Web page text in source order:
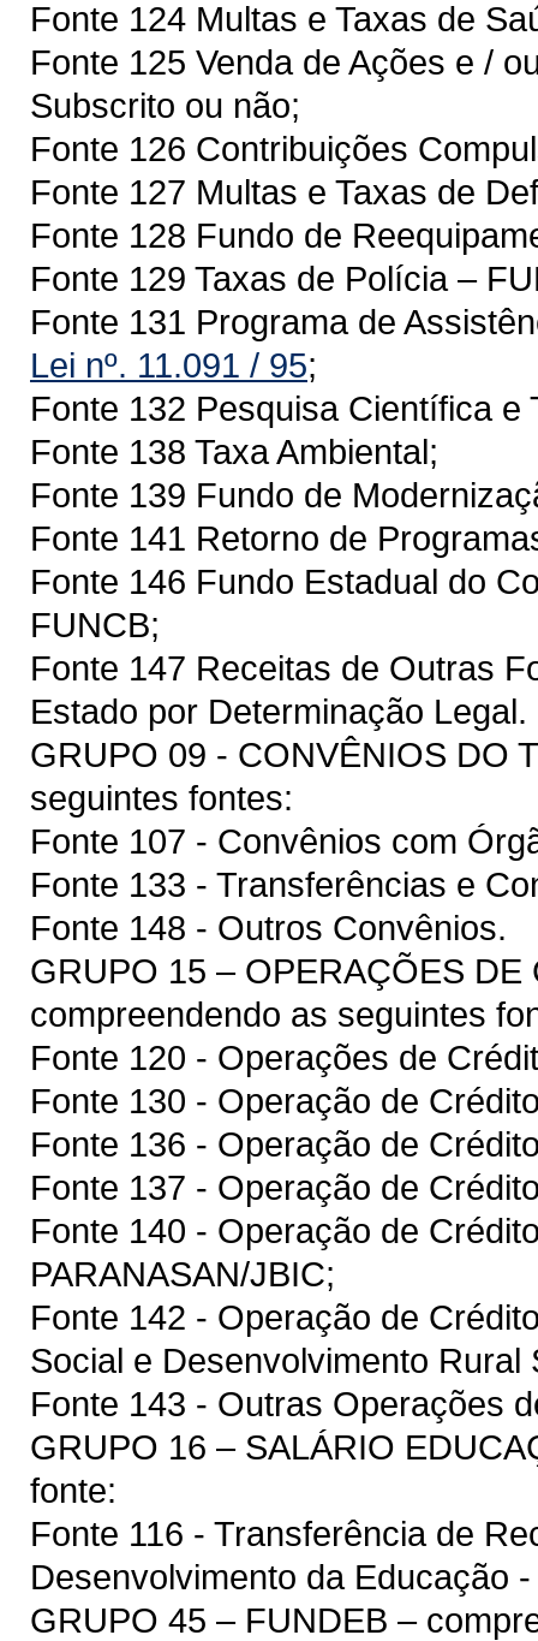
Fonte 124 Multas e Taxas de
Fonte 125 Venda de Ações e /
Subscrito ou não;
Fonte 126 Contribuições
Fonte 127 Multas e Taxas de
Fonte 128 Fundo de
Fonte 129 Taxas de Polícia –
Fonte 131 Programa de
Lei nº. 11.091 / 95;
Fonte 132 Pesquisa Científica e
Fonte 138 Taxa Ambiental;
Fonte 139 Fundo de
Fonte 141 Retorno de
Fonte 146 Fundo Estadual do
FUNCB;
Fonte 147 Receitas de Outras
Estado por Determinação Legal.
GRUPO 09 - CONVÊNIOS DO
seguintes fontes:
Fonte 107 - Convênios com
Fonte 133 - Transferências e
Fonte 148 - Outros Convênios.
GRUPO 15 – OPERAÇÕES
compreendendo as seguintes
Fonte 120 - Operações de
Fonte 130 - Operação de
Fonte 136 - Operação de
Fonte 137 - Operação de
Fonte 140 - Operação de
PARANASAN/JBIC;
Fonte 142 - Operação de
Social e Desenvolvimento
Fonte 143 - Outras Operações
GRUPO 16 – SALÁRIO
fonte:
Fonte 116 - Transferência de
Desenvolvimento da Educação
GRUPO 45 – FUNDEB –